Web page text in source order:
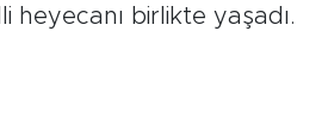
heyecanı birlikte yaşadı.